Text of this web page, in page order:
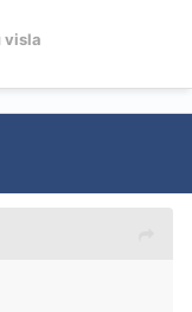
visla